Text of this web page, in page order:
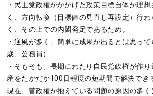
・民主党政権がかかげた政策目標自体が理
く、方向転換（目標値の見直し再設定）行
く、その上での内閣発足であるため。
・逆風が多く、簡単に成果が出るとは思っ
歳、公務員）
・そもそも、長期にわたり自民党政権が作
産をたかだか100日程度の短期間で解決でき
現在、菅政権が抱えている問題の原因の多